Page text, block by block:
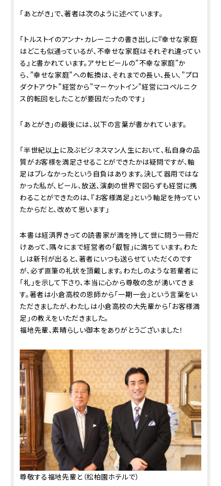
「あとがき」で、著者は次のように述べています。
「トルストイのアンナ・カレーニナの書き出しに『幸せな家庭
はどこも似通っているが、不幸せな家庭はそれぞれ違ってい
る』と書かれています。アサヒビールの”不幸な家庭”か
ら、”幸せな家庭”への転換は、それまでの長い、長い、”プロ
ダクトアウト”経営から”マーケットイン”経営にコペルニク
ス的転回をしたことが要因だったのです」
「あとがき」の最後には、以下の言葉が書かれています。
「半世紀以上に及ぶビジネスマン人生において、私自身の品
質がお客様を満足させることができたかは疑問ですが、軸
足はブレなかったという自負はあります。決して器用ではな
かった私が、ビール、放送、演劇の世界で図らずも経営に携
わることができたのは、『お客様満足』という軸足を持ってい
たからだと、改めて思います」
本書は経済界きっての読書家が満を持して世に問う一冊だ
けあって、隅々にまで経営者の「叡智」に満ちています。わた
しは新刊が出ると、著者にいつも送らせていただくのです
が、必ず直筆の礼状を頂戴します。わたしのような若輩者に
「礼」を示して下さり、本当に心から尊敬の念が湧いてきま
す。著者は小倉高校の恩師から「一期一会」という言葉をい
ただきましたが、わたしは小倉高校の大先輩から「お客様満
足」の教えをいただきました。
福地先輩、素晴らしい御本をありがとうございました！
尊敬する福地先輩と（松柏園ホテルで）